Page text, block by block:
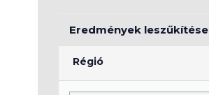
Eredmények leszűkítése
Régió